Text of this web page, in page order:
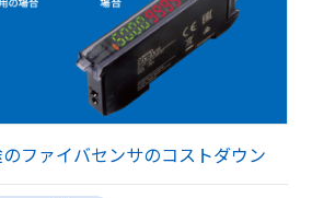
ファイバセンサのコストダウン